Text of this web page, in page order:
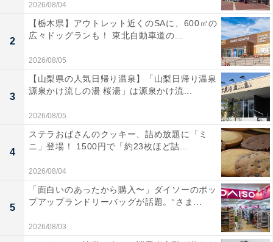
2026/08/04
2
【栃木県】アウトレット近くのSAに、600㎡の
広々ドッグランも！ 東北自動車道の...
2026/08/05
3
【山梨県の人気日帰り温泉】「山梨日帰り温泉
源泉かけ流しの湯 桜湯」は源泉かけ流...
2026/08/05
4
ステラおばさんのクッキー、詰め放題に「ミ
ニ」登場！ 1500円で「約23枚ほど詰...
2026/08/04
5
「面白いのあったから購入〜」ダイソーのポッ
プアップランドリーバッグが話題。“さま...
2026/08/03